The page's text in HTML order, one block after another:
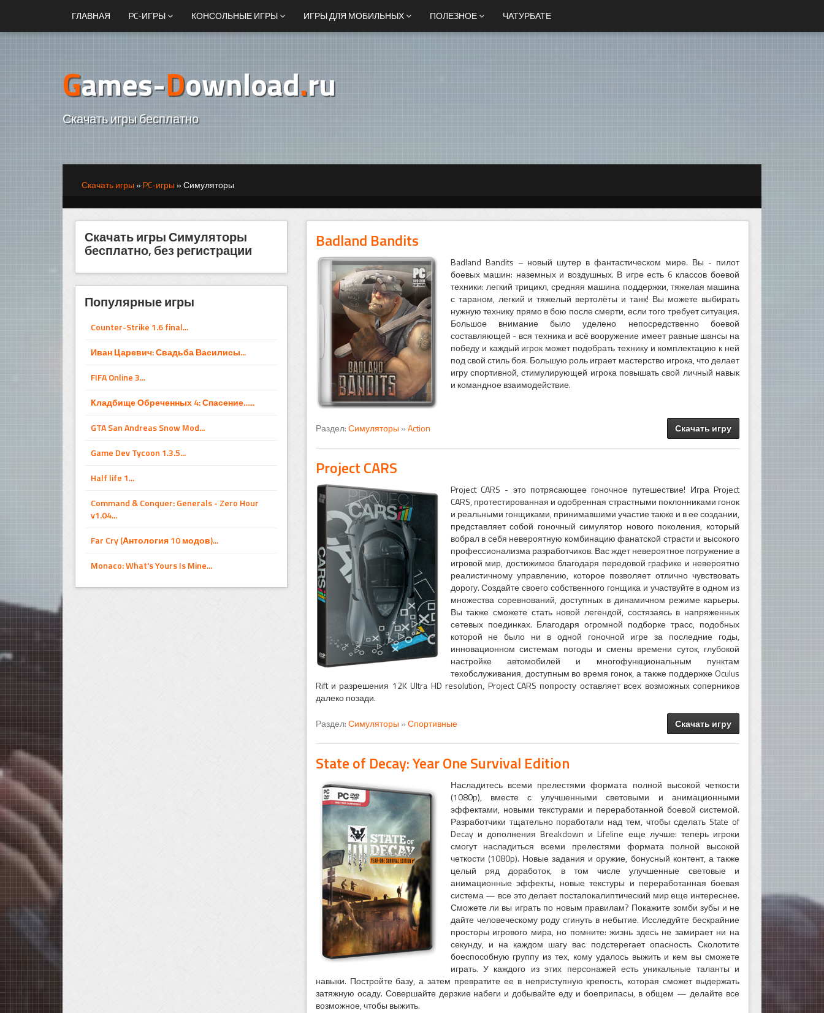
ГЛАВНАЯ PC-ИГРЫ КОНСОЛЬНЫЕ ИГРЫ ИГРЫ ДЛЯ МОБИЛЬНЫХ ПОЛЕЗНОЕ ЧАТУРБАТЕ
Games-Download.ru
Скачать игры бесплатно
Скачать игры »PC-игры »Симуляторы
Скачать игры Симуляторы
бесплатно, без регистрации
Популярные игры
Counter-Strike 1.6 final...
Иван Царевич: Свадьба Василисы...
FIFA Online 3...
Кладбище Обреченных 4: Спасение......
GTA San Andreas Snow Mod...
Game Dev Tycoon 1.3.5...
Half life 1...
Command & Conquer: Generals - Zero Hour
v1.04...
Far Cry (Антология 10 модов)...
Monaco: What's Yours Is Mine...
Badland Bandits
Badland Bandits – новый шутер в фантастическом мире. Вы - пилот
боевых машин: наземных и воздушных. В игре есть 6 классов боевой
техники: легкий трицикл, средняя машина поддержки, тяжелая машина
с тараном, легкий и тяжелый вертолёты и танк! Вы можете выбирать
нужную технику прямо в бою после смерти, если того требует ситуация.
Большое внимание было уделено непосредственно боевой
составляющей - вся техника и всё вооружение имеет равные шансы на
победу и каждый игрок может подобрать технику и комплектацию к ней
под свой стиль боя. Большую роль играет мастерство игрока, что делает
игру спортивной, стимулирующей игрока повышать свой личный навык
и командное взаимодействие.
Раздел:Симуляторы»Action Скачать игру
Project CARS
Project CARS - это потрясающее гоночное путешествие! Игра Project
CARS, протестированная и одобренная страстными поклонниками гонок
и реальными гонщиками, принимавшими участие также и в ее создании,
представляет собой гоночный симулятор нового поколения, который
вобрал в себя невероятную комбинацию фанатской страсти и высокого
профессионализма разработчиков. Вас ждет невероятное погружение в
игровой мир, достижимое благодаря передовой графике и невероятно
реалистичному управлению, которое позволяет отлично чувствовать
дорогу. Создайте своего собственного гонщика и участвуйте в одном из
множества соревнований, доступных в динамичном режиме карьеры.
Вы также сможете стать новой легендой, состязаясь в напряженных
сетевых поединках. Благодаря огромной подборке трасс, подобных
которой не было ни в одной гоночной игре за последние годы,
инновационном системам погоды и смены времени суток, глубокой
настройке автомобилей и многофункциональным пунктам
техобслуживания, доступным во время гонок, а также поддержке Oculus
Rift и разрешения 12K Ultra HD resolution, Project CARS попросту оставляет всех возможных соперников
далеко позади.
Раздел:Симуляторы»Спортивные Скачать игру
State of Decay: Year One Survival Edition
Насладитесь всеми прелестями формата полной высокой четкости
(1080p), вместе с улучшенными световыми и анимационными
эффектами, новыми текстурами и переработанной боевой системой.
Разработчики тщательно поработали над тем, чтобы сделать State of
Decay и дополнения Breakdown и Lifeline еще лучше: теперь игроки
смогут насладиться всеми прелестями формата полной высокой
четкости (1080p). Новые задания и оружие, бонусный контент, а также
целый ряд доработок, в том числе улучшенные световые и
анимационные эффекты, новые текстуры и переработанная боевая
система — все это делает постапокалиптический мир еще интереснее.
Сможете ли вы играть по новым правилам? Покажите зомби зубы и не
дайте человеческому роду сгинуть в небытие. Исследуйте бескрайние
просторы игрового мира, но помните: жизнь здесь не замирает ни на
секунду, и на каждом шагу вас подстерегает опасность. Сколотите
боеспособную группу из тех, кому удалось выжить и кем вы сможете
играть. У каждого из этих персонажей есть уникальные таланты и
навыки. Постройте базу, а затем превратите ее в неприступную крепость, которая сможет выдержать
затяжную осаду. Совершайте дерзкие набеги и добывайте еду и боеприпасы, в общем — делайте все
возможное, чтобы выжить.